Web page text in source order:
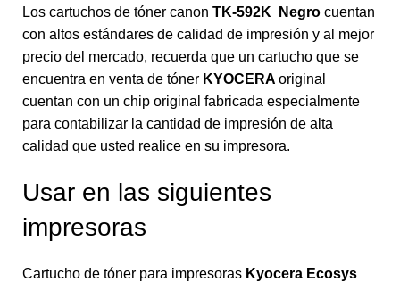
Los cartuchos de tóner canon TK-592K Negro cuentan
con altos estándares de calidad de impresión y al mejor
precio del mercado, recuerda que un cartucho que se
encuentra en venta de tóner KYOCERA original
cuentan con un chip original fabricada especialmente
para contabilizar la cantidad de impresión de alta
calidad que usted realice en su impresora.
Usar en las siguientes
impresoras
Cartucho de tóner para impresoras Kyocera Ecosys